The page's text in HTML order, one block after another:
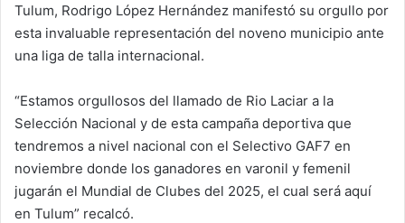
Tulum, Rodrigo López Hernández manifestó su orgullo por
esta invaluable representación del noveno municipio ante
una liga de talla internacional.
“Estamos orgullosos del llamado de Rio Laciar a la
Selección Nacional y de esta campaña deportiva que
tendremos a nivel nacional con el Selectivo GAF7 en
noviembre donde los ganadores en varonil y femenil
jugarán el Mundial de Clubes del 2025, el cual será aquí
en Tulum” recalcó.